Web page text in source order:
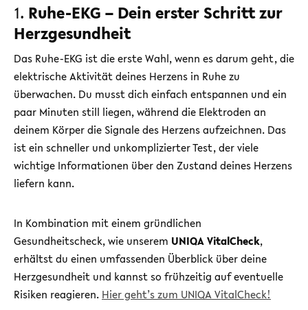
1. Ruhe-EKG – Dein erster Schritt zur
Herzgesundheit
Das Ruhe-EKG ist die erste Wahl, wenn es darum geht, die
elektrische Aktivität deines Herzens in Ruhe zu
überwachen. Du musst dich einfach entspannen und ein
paar Minuten still liegen, während die Elektroden an
deinem Körper die Signale des Herzens aufzeichnen. Das
ist ein schneller und unkomplizierter Test, der viele
wichtige Informationen über den Zustand deines Herzens
liefern kann.
In Kombination mit einem gründlichen
Gesundheitscheck, wie unserem UNIQA VitalCheck,
erhältst du einen umfassenden Überblick über deine
Herzgesundheit und kannst so frühzeitig auf eventuelle
Risiken reagieren. Hier geht’s zum UNIQA VitalCheck!